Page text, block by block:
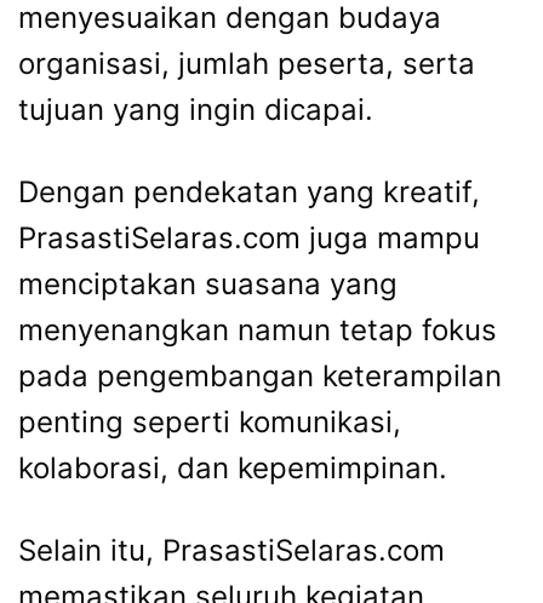
menyesuaikan dengan budaya
organisasi, jumlah peserta, serta
tujuan yang ingin dicapai.
Dengan pendekatan yang kreatif,
PrasastiSelaras.com juga mampu
menciptakan suasana yang
menyenangkan namun tetap fokus
pada pengembangan keterampilan
penting seperti komunikasi,
kolaborasi, dan kepemimpinan.
Selain itu, PrasastiSelaras.com